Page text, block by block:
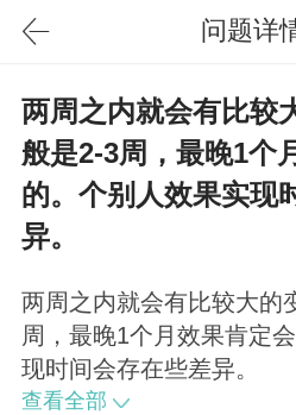
问题详
两周之内就会有比较
般是2-3周，最晚1个
的。个别人效果实现
异。
两周之内就会有比较大的
周，最晚1个月效果肯定
现时间会存在些差异。
查看全部